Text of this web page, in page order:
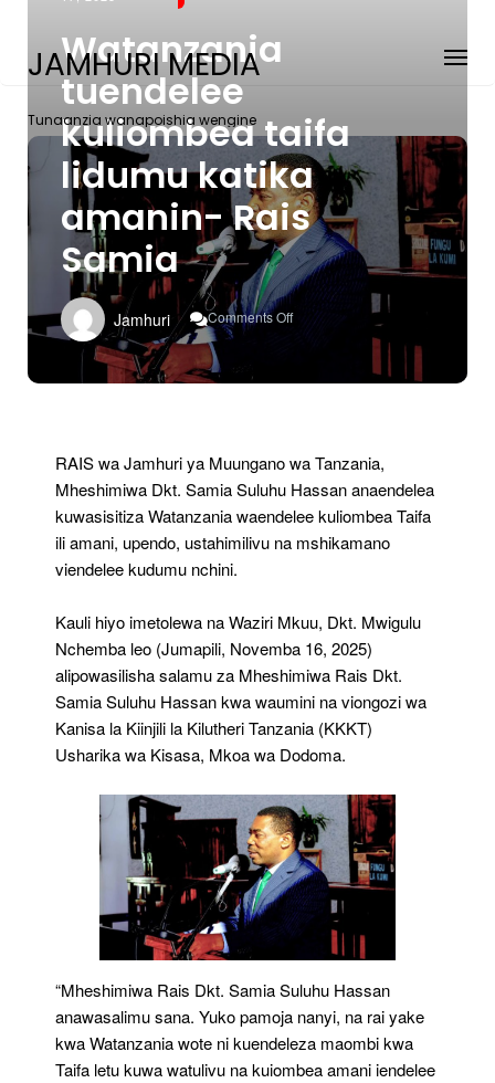
JAMHURI MEDIA
Tunaanzia wanapoishia wengine
Watanzania
tuendelee
kuliombea taifa
lidumu katika
amanin- Rais
Samia
Jamhuri Comments Off
Watanzania
Amanin-
Rais
Samia
RAIS wa Jamhuri ya Muungano wa Tanzania,
Mheshimiwa Dkt. Samia Suluhu Hassan anaendelea
kuwasisitiza Watanzania waendelee kuliombea Taifa
ili amani, upendo, ustahimilivu na mshikamano
viendelee kudumu nchini.
Kauli hiyo imetolewa na Waziri Mkuu, Dkt. Mwigulu
Nchemba leo (Jumapili, Novemba 16, 2025)
alipowasilisha salamu za Mheshimiwa Rais Dkt.
Samia Suluhu Hassan kwa waumini na viongozi wa
Kanisa la Kiinjili la Kilutheri Tanzania (KKKT)
Usharika wa Kisasa, Mkoa wa Dodoma.
“Mheshimiwa Rais Dkt. Samia Suluhu Hassan
anawasalimu sana. Yuko pamoja nanyi, na rai yake
kwa Watanzania wote ni kuendeleza maombi kwa
Taifa letu kuwa watulivu na kuiombea amani iendelee